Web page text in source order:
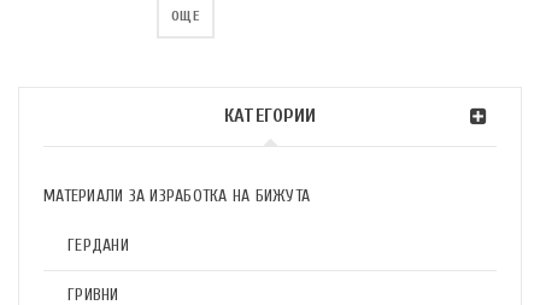
КАТЕГОРИИ
МАТЕРИАЛИ ЗА ИЗРАБОТКА НА БИЖУТА
ГЕРДАНИ
ГРИВНИ
ОЩЕ